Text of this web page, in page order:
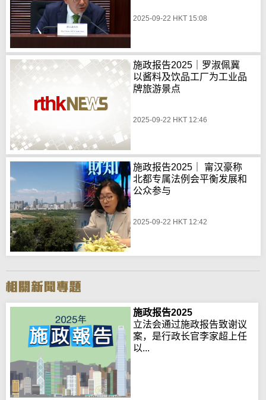
2025-09-22 HKT 15:08
施政报告2025｜罗淑佩冀
以酱料及饮品工厂为工业品
牌旅游景点
2025-09-22 HKT 12:46
施政报告2025｜ 甯汉豪称
北都专属法例会平衡发展和
公众参与
2025-09-22 HKT 12:42
施政报告2025
立法会通过施政报告致谢议
案，是行政长官李家超上任
以...